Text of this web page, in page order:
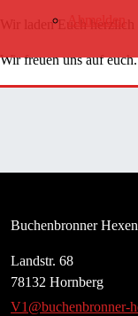
Abmelden
Wir laden Euch herzlich
Wir freuen uns auf euch.
Buchenbronner
Landstr. 68
78132 Hornberg
V1@buchenbronner-